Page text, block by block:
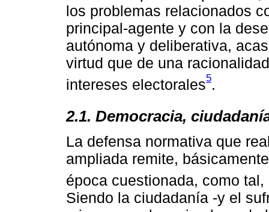
los problemas relacionados
principal-agente y con la
autónoma y deliberativa,
virtud que de una
intereses electorales5.
2.1. Democracia,
La defensa normativa que
ampliada remite,
época cuestionada, como
Siendo la ciudadanía -y el